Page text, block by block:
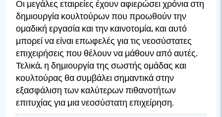
Οι μεγάλες εταιρείες έχουν αφιερώσει χρόνια στη
δημιουργία κουλτούρων που προωθούν την
ομαδική εργασία και την καινοτομία, και αυτό
μπορεί να είναι επωφελές για τις νεοσύστατες
επιχειρήσεις που θέλουν να μάθουν από αυτές.
Τελικά, η δημιουργία της σωστής ομάδας και
κουλτούρας θα συμβάλει σημαντικά στην
εξασφάλιση των καλύτερων πιθανοτήτων
επιτυχίας για μια νεοσύστατη επιχείρηση.